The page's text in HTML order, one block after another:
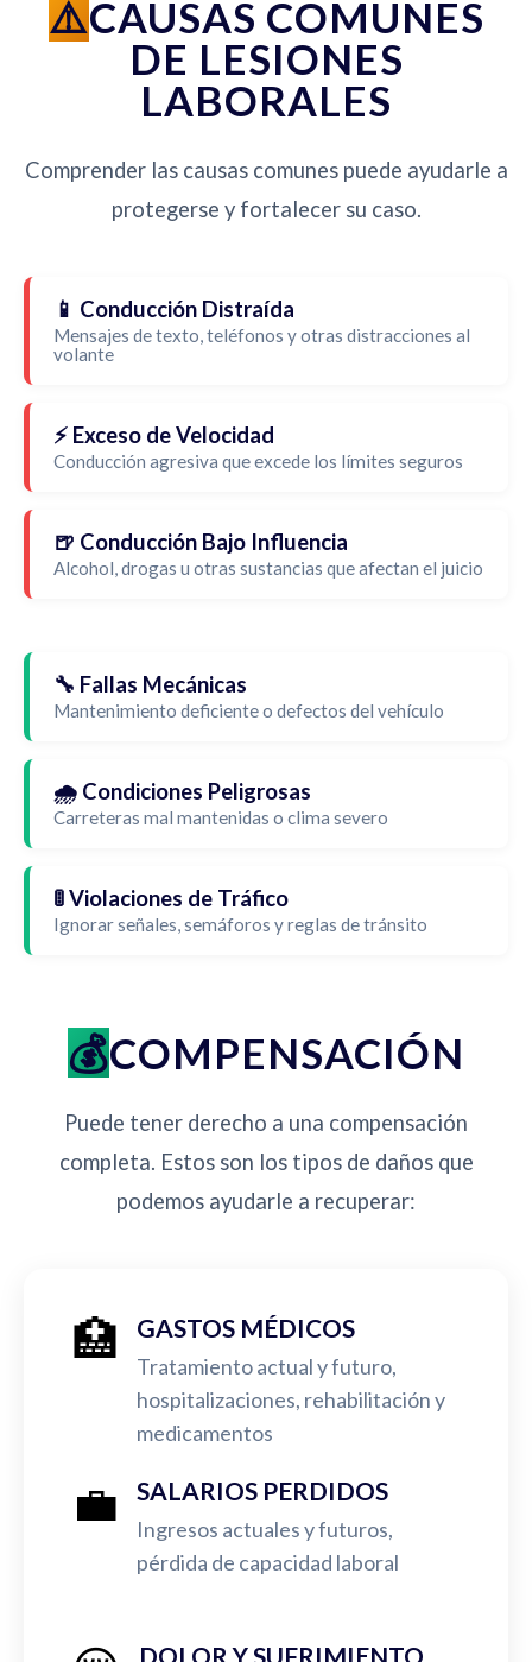
CAUSAS COMUNES
DE LESIONES
LABORALES
Comprender las causas comunes puede ayudarle a
protegerse y fortalecer su caso.
📱 Conducción Distraída
Mensajes de texto, teléfonos y otras distracciones al
volante
⚡ Exceso de Velocidad
Conducción agresiva que excede los límites seguros
🍺 Conducción Bajo Influencia
Alcohol, drogas u otras sustancias que afectan el juicio
🔧 Fallas Mecánicas
Mantenimiento deficiente o defectos del vehículo
🌧️ Condiciones Peligrosas
Carreteras mal mantenidas o clima severo
🚦 Violaciones de Tráfico
Ignorar señales, semáforos y reglas de tránsito
COMPENSACIÓN
Puede tener derecho a una compensación
completa. Estos son los tipos de daños que
podemos ayudarle a recuperar:
🏥 GASTOS MÉDICOS
Tratamiento actual y futuro,
hospitalizaciones, rehabilitación y
medicamentos
💼 SALARIOS PERDIDOS
Ingresos actuales y futuros,
pérdida de capacidad laboral
DOLOR Y SUFRIMIENTO